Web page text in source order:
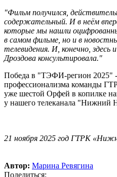
"Фильм получился,
содержательный. И в неём
которые мы нашли
в самом фильме, но и в
телевидения. И, конечно, здесь
Дроздова консультировала."
Победа в "ТЭФИ-регион 2025"
профессионализма команды
уже шестой Орфей в копилке
у нашего телеканала "Нижний
21 ноября 2025 год ГТРК
Автор: Марина Ревягина
Поделиться: